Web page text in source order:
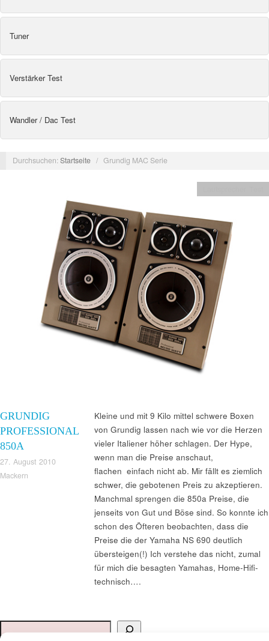
Tuner
Verstärker Test
Wandler / Dac Test
Durchsuchen:Startseite / Grundig MAC Serie
GRUNDIG
PROFESSIONAL
850A
27. August 2010
Mackern
Kleine und mit 9 Kilo mittel schwere Boxen
von Grundig lassen nach wie vor die Herzen
vieler Italiener höher schlagen. Der Hype,
wenn man die Preise anschaut,
flachen einfach nicht ab. Mir fällt es ziemlich
schwer, die gebotenen Preis zu akzeptieren.
Manchmal sprengen die 850a Preise, die
jenseits von Gut und Böse sind. So konnte ich
schon des Öfteren beobachten, dass die
Preise die der Yamaha NS 690 deutlich
übersteigen(!) Ich verstehe das nicht, zumal
für mich die besagten Yamahas, Home-Hifi-
technisch….
Suchen